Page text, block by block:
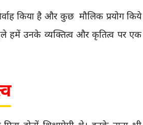
किया है और कुछ मौलिक प्रयोग किये
हमें उनके व्यक्तित्व और कृतित्व पर एक